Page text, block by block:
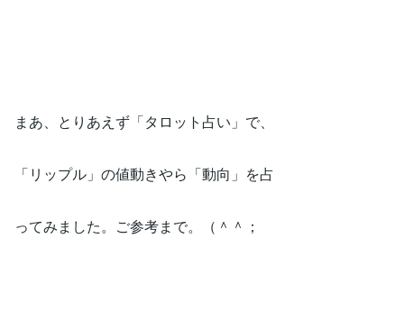
まあ、とりあえず「タロット占い」で、
「リップル」の値動きやら「動向」を占
ってみました。ご参考まで。（＾＾；